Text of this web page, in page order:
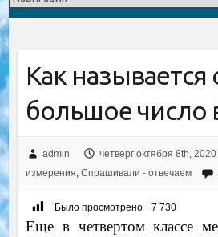
Как называется
большое число
admin четверг октября 8th, 2020
измерения, Спрашивали - отвечаем
Было просмотрено 7 730
Еще в четвертом классе